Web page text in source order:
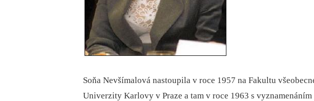
Soňa Nevšímalová nastoupila v roce 1957 na Fakultu
Univerzity Karlovy v Praze a tam v roce 1963 s